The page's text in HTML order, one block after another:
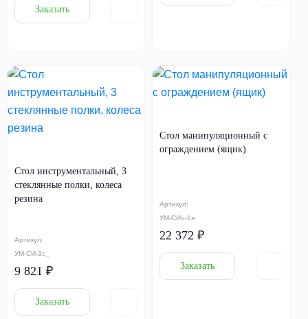
Заказать
Артикул:
УМ-СИ-3с_
Стол инструментальный, 3
стеклянные полки, колеса
резина
9 821 ₽
Заказать
Артикул:
УМ-СИо-1я
Стол манипуляционный с
ограждением (ящик)
22 372 ₽
Заказать